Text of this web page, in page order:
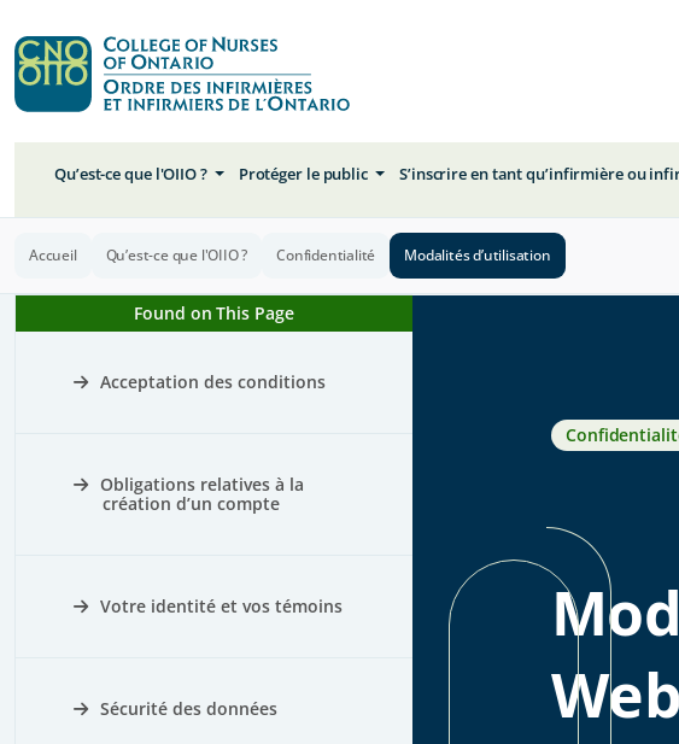
Qu’est-ce que l'OIIO ? Protéger le public S’inscrire en tant qu’infirmière ou
Accueil Qu’est-ce que l'OIIO ? Confidentialité Modalités d’utilisation
Found on This Page
Acceptation des conditions
Obligations relatives à la
création d’un compte
Votre identité et vos témoins
Sécurité des données
Web